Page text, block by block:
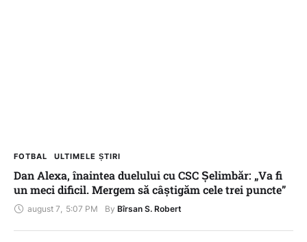
FOTBAL ULTIMELE ȘTIRI
Dan Alexa, înaintea duelului cu CSC Șelimbăr: „Va fi
un meci dificil. Mergem să câștigăm cele trei puncte”
august 7 5:07 PM By Bîrsan S. Robert